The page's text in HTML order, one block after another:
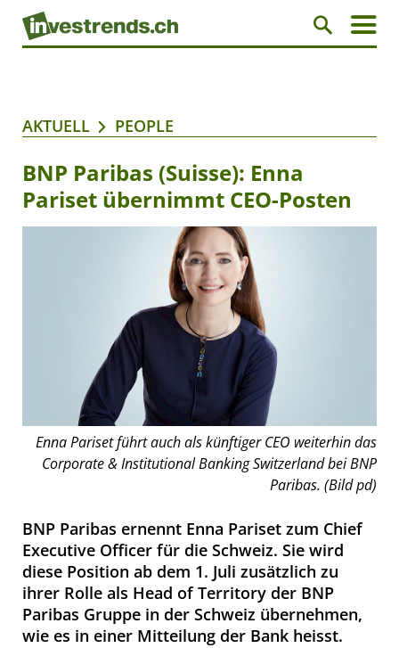
AKTUELL PEOPLE
BNP Paribas (Suisse): Enna
Pariset übernimmt CEO-Posten
Enna Pariset führt auch als künftiger CEO weiterhin das
Corporate & Institutional Banking Switzerland bei BNP
Paribas. (Bild pd)
BNP Paribas ernennt Enna Pariset zum Chief
Executive Officer für die Schweiz. Sie wird
diese Position ab dem 1. Juli zusätzlich zu
ihrer Rolle als Head of Territory der BNP
Paribas Gruppe in der Schweiz übernehmen,
wie es in einer Mitteilung der Bank heisst.